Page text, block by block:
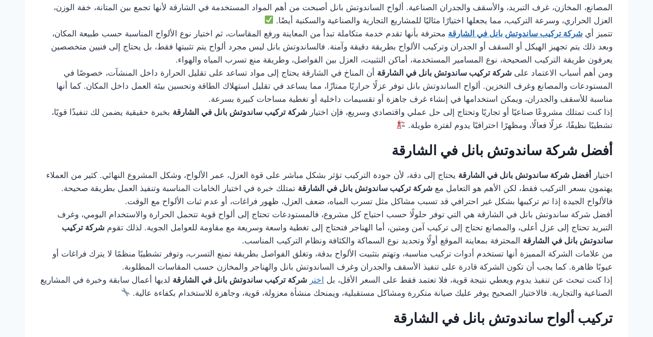
المصانع، المخازن، غرف التبريد، والأسقف والجدران الصناعية. ألواح الساندوتش بانل أصبحت من أهم المواد المستخدمة في الشارقة لأنها تجمع بين المتانة، خفة الوزن،
العزل الحراري، وسرعة التركيب، مما يجعلها اختيارًا مثاليًا للمشاريع التجارية والصناعية والسكنية أيضًا.
تتميز أي شركة تركيب ساندوتش بانل في الشارقة محترفة بأنها تقدم خدمة متكاملة تبدأ من المعاينة ورفع المقاسات، ثم اختيار نوع الألواح المناسبة حسب طبيعة المكان،
وبعد ذلك يتم تجهيز الهيكل أو السقف أو الجدران وتركيب الألواح بطريقة دقيقة وآمنة. فالساندوتش بانل ليس مجرد ألواح يتم تثبيتها فقط، بل يحتاج إلى فنيين متخصصين
يعرفون طريقة التركيب الصحيحة، نوع المسامير المستخدمة، أماكن التثبيت، العزل بين الفواصل، وطريقة منع تسرب المياه والهواء.
ومن أهم أسباب الاعتماد على شركة تركيب ساندوتش بانل في الشارقة أن المناخ في الشارقة يحتاج إلى مواد تساعد على تقليل الحرارة داخل المنشآت، خصوصًا في
المستودعات والمصانع وغرف التخزين. ألواح الساندوتش بانل توفر عزلًا حراريًا ممتازًا، مما يساعد في تقليل استهلاك الطاقة وتحسين بيئة العمل داخل المكان. كما أنها
مناسبة للأسقف والجدران، ويمكن استخدامها في إنشاء غرف جاهزة أو تقسيمات داخلية أو تغطية مساحات كبيرة بسرعة.
إذا كنت تمتلك مشروعًا صناعيًا أو تجاريًا وتحتاج إلى حل عملي واقتصادي وسريع، فإن اختيار شركة تركيب ساندوتش بانل في الشارقة بخبرة حقيقية يضمن لك تنفيذًا قويًا،
تشطيبًا نظيفًا، عزلًا فعالًا، ومظهرًا احترافيًا يدوم لفترة طويلة.
أفضل شركة ساندوتش بانل في الشارقة
اختيار أفضل شركة ساندوتش بانل في الشارقة يحتاج إلى دقة، لأن جودة التركيب تؤثر بشكل مباشر على قوة العزل، عمر الألواح، وشكل المشروع النهائي. كثير من العملاء
يهتمون بسعر التركيب فقط، لكن الأهم هو التعامل مع شركة تركيب ساندوتش بانل في الشارقة تمتلك خبرة في اختيار الخامات المناسبة وتنفيذ العمل بطريقة صحيحة.
فالألواح الجيدة إذا تم تركيبها بشكل غير احترافي قد تسبب مشاكل مثل تسرب المياه، ضعف العزل، ظهور فراغات، أو عدم ثبات الألواح مع الوقت.
أفضل شركة ساندوتش بانل في الشارقة هي التي توفر حلولًا حسب احتياج كل مشروع، فالمستودعات تحتاج إلى ألواح قوية تتحمل الحرارة والاستخدام اليومي، وغرف
التبريد تحتاج إلى عزل أعلى، والمصانع تحتاج إلى تركيب آمن ومتين، أما الهناجر فتحتاج إلى تغطية واسعة وسريعة مع مقاومة للعوامل الجوية. لذلك تقوم شركة تركيب
ساندوتش بانل في الشارقة المحترفة بمعاينة الموقع أولًا وتحديد نوع السماكة والكثافة ونظام التركيب المناسب.
من علامات الشركة المميزة أنها تستخدم أدوات تركيب مناسبة، وتهتم بتثبيت الألواح بدقة، وتغلق الفواصل بطريقة تمنع التسرب، وتوفر تشطيبًا منظمًا لا يترك فراغات أو
عيوبًا ظاهرة. كما يجب أن تكون الشركة قادرة على تنفيذ الأسقف والجدران وغرف الساندوتش بانل والهناجر والمخازن حسب المقاسات المطلوبة.
إذا كنت تبحث عن تنفيذ يدوم ويعطي نتيجة قوية، فلا تعتمد فقط على السعر الأقل، بل اختر شركة تركيب ساندوتش بانل في الشارقة لديها أعمال سابقة وخبرة في المشاريع
الصناعية والتجارية. فالاختيار الصحيح يوفر عليك صيانة متكررة ومشاكل مستقبلية، ويمنحك منشأة معزولة، قوية، وجاهزة للاستخدام بكفاءة عالية.
تركيب ألواح ساندوتش بانل في الشارقة